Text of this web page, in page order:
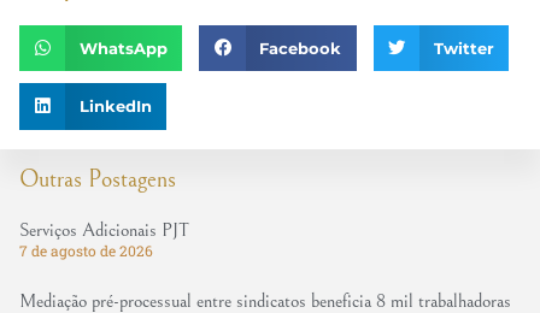
Outras Postagens
Serviços Adicionais PJT
7 de agosto de 2026
Mediação pré-processual entre sindicatos beneficia 8 mil trabalhadoras
WhatsApp Facebook Twitter
LinkedIn